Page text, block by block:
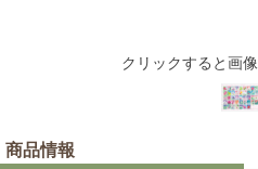
クリックすると画
商品情報